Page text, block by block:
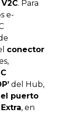
. Para
e-
conector
del Hub,
puerto
Extra, en